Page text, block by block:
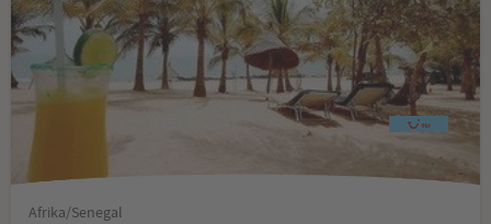
Afrika/Senegal